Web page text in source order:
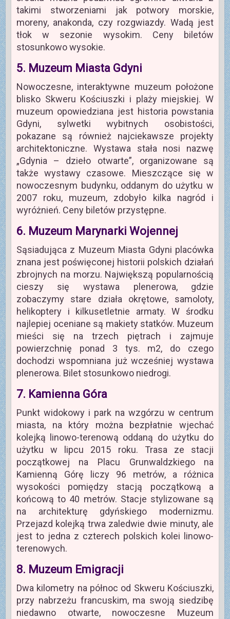
takimi stworzeniami jak potwory morskie,
moreny, anakonda, czy rozgwiazdy. Wadą jest
tłok w sezonie wysokim. Ceny biletów
stosunkowo wysokie.
5. Muzeum Miasta Gdyni
Nowoczesne, interaktywne muzeum położone
blisko Skweru Kościuszki i plaży miejskiej. W
muzeum opowiedziana jest historia powstania
Gdyni, sylwetki wybitnych osobistości,
pokazane są również najciekawsze projekty
architektoniczne. Wystawa stała nosi nazwę
„Gdynia – dzieło otwarte”, organizowane są
także wystawy czasowe. Mieszczące się w
nowoczesnym budynku, oddanym do użytku w
2007 roku, muzeum, zdobyło kilka nagród i
wyróżnień. Ceny biletów przystępne.
6. Muzeum Marynarki Wojennej
Sąsiadująca z Muzeum Miasta Gdyni placówka
znana jest poświęconej historii polskich działań
zbrojnych na morzu. Największą popularnością
cieszy się wystawa plenerowa, gdzie
zobaczymy stare działa okrętowe, samoloty,
helikoptery i kilkusetletnie armaty. W środku
najlepiej oceniane są makiety statków. Muzeum
mieści się na trzech piętrach i zajmuje
powierzchnię ponad 3 tys. m2, do czego
dochodzi wspomniana już wcześniej wystawa
plenerowa. Bilet stosunkowo niedrogi.
7. Kamienna Góra
Punkt widokowy i park na wzgórzu w centrum
miasta, na który można bezpłatnie wjechać
kolejką linowo-terenową oddaną do użytku do
użytku w lipcu 2015 roku. Trasa ze stacji
początkowej na Placu Grunwaldzkiego na
Kamienną Górę liczy 96 metrów, a różnica
wysokości pomiędzy stacją początkową a
końcową to 40 metrów. Stacje stylizowane są
na architekturę gdyńskiego modernizmu.
Przejazd kolejką trwa zaledwie dwie minuty, ale
jest to jedna z czterech polskich kolei linowo-
terenowych.
8. Muzeum Emigracji
Dwa kilometry na północ od Skweru Kościuszki,
przy nabrzeżu francuskim, ma swoją siedzibę
niedawno otwarte, nowoczesne Muzeum